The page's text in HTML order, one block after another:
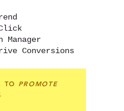
Manager
Conversions
TO PROMOTE